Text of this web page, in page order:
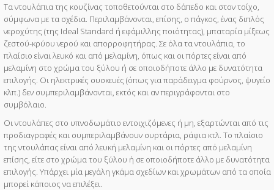
Τα ντουλάπια της κουζίνας τοποθετούνται στο δάπεδο και στον τοίχο,
σύμφωνα με τα σχέδια. Περιλαμβάνονται, επίσης, ο πάγκος, ένας διπλός
νεροχύτης (της Ideal Standard ή εφάμιλλης ποιότητας), μπαταρία μίξεως
ζεστού-κρύου νερού και απορροφητήρας. Σε όλα τα ντουλάπια, το
πλαίσιο είναι λευκό και από μελαμίνη, όπως και οι πόρτες είναι από
μελαμίνη στο χρώμα του ξύλου ή σε οποιοδήποτε άλλο με δυνατότητα
επιλογής. Οι ηλεκτρικές συσκευές (όπως για παράδειγμα φούρνος, ψυγείο
κλπ.) δεν συμπεριλαμβάνονται, εκτός και αν περιγράφονται στο
συμβόλαιο.
Οι ντουλάπες στο υπνοδωμάτιο εντοιχιζόμενες ή μη, εξαρτώνται από τις
προδιαγραφές και συμπεριλαμβάνουν συρτάρια, ράφια κτλ. Το πλαίσιο
της ντουλάπας είναι από λευκή μελαμίνη και οι πόρτες από μελαμίνη
επίσης, είτε στο χρώμα του ξύλου ή σε οποιοδήποτε άλλο με δυνατότητα
επιλογής. Υπάρχει μία μεγάλη γκάμα σχεδίων και χρωμάτων από τα οποία
μπορεί κάποιος να επιλέξει.